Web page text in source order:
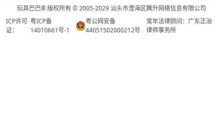
玩具巴巴® 版权所有 © 2005-2029 汕头市澄海区腾升网络信息有限公司
ICP许可
证：
粤ICP备
14010661号-1
粤公网安备
44051502000212号
常年法律顾问：广东正治
律师事务所